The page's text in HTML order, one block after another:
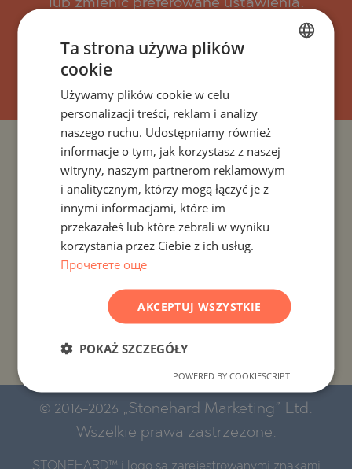
PROJEKTY I NIERUCHOMOŚCI WEDŁUG KRAJU
PROJEKTY I NIERUCHOMOŚCI WEDŁUG ROZLICZENIA
PROJEKTY I NIERUCHOMOŚCI WEDŁUG TYPU
NIERUCHOMOŚCI
PROJEKTY I NIERUCHOMOŚCI WEDŁUG REGIONU
BUDYNKU/KOMPLEKSU
© 2016-2026 „Stonehard Marketing” Ltd.
Wszelkie prawa zastrzeżone.
GERMAN
FRENCH
ROMANIAN
Ta strona używa plików
cookie
Używamy plików cookie w celu
personalizacji treści, reklam i analizy
naszego ruchu. Udostępniamy również
informacje o tym, jak korzystasz z naszej
witryny, naszym partnerom reklamowym
i analitycznym, którzy mogą łączyć je z
innymi informacjami, które im
przekazałeś lub które zebrali w wyniku
korzystania przez Ciebie z ich usług.
Прочетете още
AKCEPTUJ WSZYSTKIE
POKAŻ SZCZEGÓŁY
POWERED BY COOKIESCRIPT